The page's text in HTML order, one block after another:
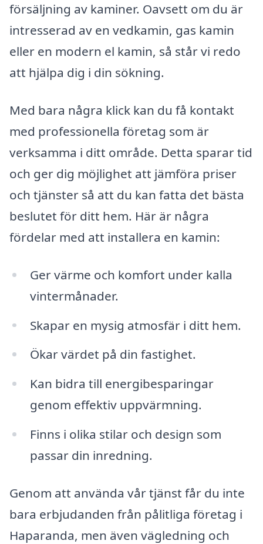
försäljning av kaminer. Oavsett om du är
intresserad av en vedkamin, gas kamin
eller en modern el kamin, så står vi redo
att hjälpa dig i din sökning.
Med bara några klick kan du få kontakt
med professionella företag som är
verksamma i ditt område. Detta sparar tid
och ger dig möjlighet att jämföra priser
och tjänster så att du kan fatta det bästa
beslutet för ditt hem. Här är några
fördelar med att installera en kamin:
Ger värme och komfort under kalla
vintermånader.
Skapar en mysig atmosfär i ditt hem.
Ökar värdet på din fastighet.
Kan bidra till energibesparingar
genom effektiv uppvärmning.
Finns i olika stilar och design som
passar din inredning.
Genom att använda vår tjänst får du inte
bara erbjudanden från pålitliga företag i
Haparanda, men även vägledning och